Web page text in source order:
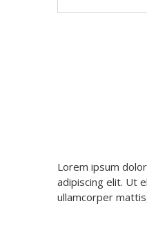
Lorem ipsum
adipiscing elit. Ut
ullamcorper